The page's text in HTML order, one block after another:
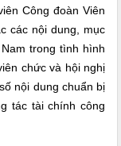
Công đoàn Viên
các nội dung, mục
trong tình hình
chức và hội nghị
nội dung chuẩn bị
tác tài chính công